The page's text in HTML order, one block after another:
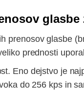
glasbe
prenosov glasbe
prednosti
Eno dejstvo je
do 256 kps in